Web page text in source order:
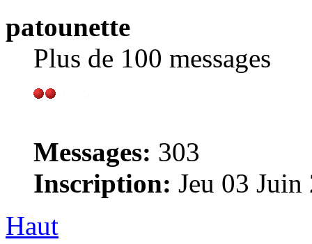
patounette
Plus de 100 messages
Messages: 303
Inscription: Jeu 03
Haut